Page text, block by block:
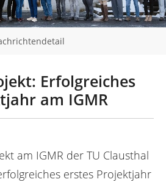
Erfolgreiches
am IGMR
am IGMR der TU Clausthal
erstes Projektjahr